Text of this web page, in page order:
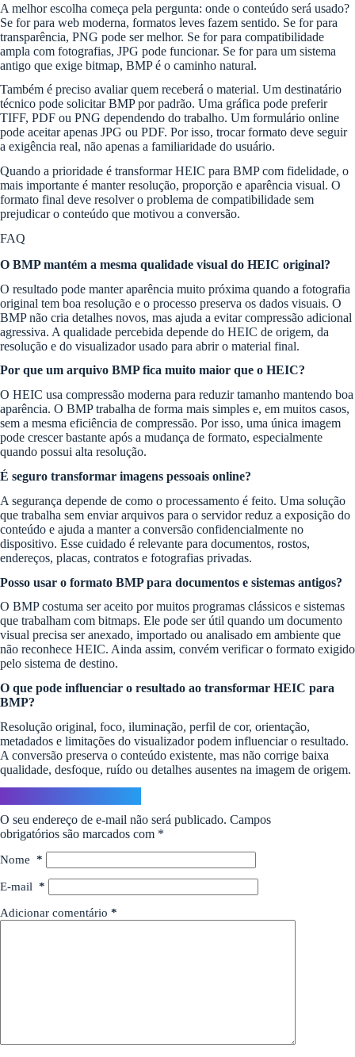
A melhor escolha começa pela pergunta: onde o conteúdo será usado?
Se for para web moderna, formatos leves fazem sentido. Se for para
transparência, PNG pode ser melhor. Se for para compatibilidade
ampla com fotografias, JPG pode funcionar. Se for para um sistema
antigo que exige bitmap, BMP é o caminho natural.
Também é preciso avaliar quem receberá o material. Um destinatário
técnico pode solicitar BMP por padrão. Uma gráfica pode preferir
TIFF, PDF ou PNG dependendo do trabalho. Um formulário online
pode aceitar apenas JPG ou PDF. Por isso, trocar formato deve seguir
a exigência real, não apenas a familiaridade do usuário.
Quando a prioridade é transformar HEIC para BMP com fidelidade, o
mais importante é manter resolução, proporção e aparência visual. O
formato final deve resolver o problema de compatibilidade sem
prejudicar o conteúdo que motivou a conversão.
FAQ
O BMP mantém a mesma qualidade visual do HEIC original?
O resultado pode manter aparência muito próxima quando a fotografia
original tem boa resolução e o processo preserva os dados visuais. O
BMP não cria detalhes novos, mas ajuda a evitar compressão adicional
agressiva. A qualidade percebida depende do HEIC de origem, da
resolução e do visualizador usado para abrir o material final.
Por que um arquivo BMP fica muito maior que o HEIC?
O HEIC usa compressão moderna para reduzir tamanho mantendo boa
aparência. O BMP trabalha de forma mais simples e, em muitos casos,
sem a mesma eficiência de compressão. Por isso, uma única imagem
pode crescer bastante após a mudança de formato, especialmente
quando possui alta resolução.
É seguro transformar imagens pessoais online?
A segurança depende de como o processamento é feito. Uma solução
que trabalha sem enviar arquivos para o servidor reduz a exposição do
conteúdo e ajuda a manter a conversão confidencialmente no
dispositivo. Esse cuidado é relevante para documentos, rostos,
endereços, placas, contratos e fotografias privadas.
Posso usar o formato BMP para documentos e sistemas antigos?
O BMP costuma ser aceito por muitos programas clássicos e sistemas
que trabalham com bitmaps. Ele pode ser útil quando um documento
visual precisa ser anexado, importado ou analisado em ambiente que
não reconhece HEIC. Ainda assim, convém verificar o formato exigido
pelo sistema de destino.
O que pode influenciar o resultado ao transformar HEIC para
BMP?
Resolução original, foco, iluminação, perfil de cor, orientação,
metadados e limitações do visualizador podem influenciar o resultado.
A conversão preserva o conteúdo existente, mas não corrige baixa
qualidade, desfoque, ruído ou detalhes ausentes na imagem de origem.
O seu endereço de e-mail não será publicado. Campos
obrigatórios são marcados com *
Nome *
E-mail *
Adicionar comentário *